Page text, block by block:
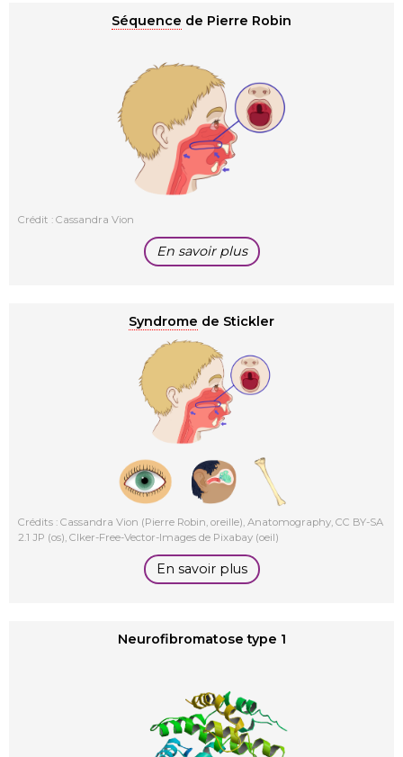
Séquence de Pierre Robin
Crédit : Cassandra Vion
En savoir plus
Syndrome de Stickler
Crédits : Cassandra Vion (Pierre Robin, oreille), Anatomography, CC BY-SA
2.1 JP (os), Clker-Free-Vector-Images de Pixabay (oeil)
En savoir plus
Neurofibromatose type 1